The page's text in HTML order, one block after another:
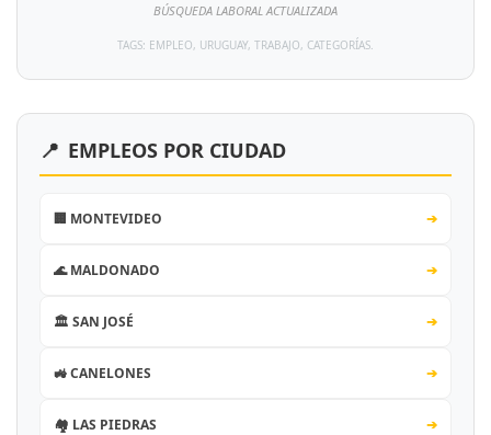
BÚSQUEDA LABORAL ACTUALIZADA
TAGS: EMPLEO, URUGUAY, TRABAJO, CATEGORÍAS.
📍 EMPLEOS POR CIUDAD
🏢 MONTEVIDEO ➔
🌊 MALDONADO ➔
🏛️ SAN JOSÉ ➔
🚜 CANELONES ➔
🏘️ LAS PIEDRAS ➔